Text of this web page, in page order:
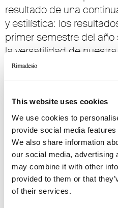
This website uses cookies
We use cookies to
provide social media
We also share information
our social media, advertising
may combine it with other
provided to them or that
of their services.
resultado de una
y estilística: los
primer semestre del
la versatilidad de
crear proyectos y a la
acabados y materiales
nuevos mármoles y el
tridimensional.
de la más alta calidad,
a nuestros valores de
detalle.”
Davide Malberti,
“Estamos